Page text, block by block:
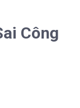
Công